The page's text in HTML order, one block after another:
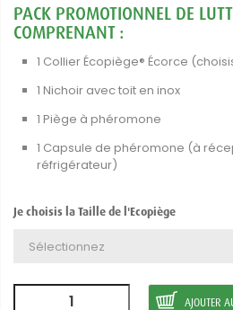
PACK PROMOTIONNEL DE
COMPRENANT :
1 Collier Écopiège® Écorce
1 Nichoir avec toit en inox
1 Piège à phéromone
1 Capsule de phéromone (à
réfrigérateur)
Je choisis la Taille de l'Ecopiège
AJOUTER